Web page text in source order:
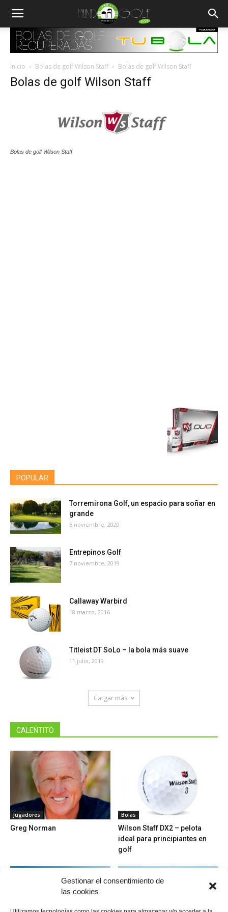
Gestionar el consentimiento de
las cookies
Inicio Bolas de golf Wilson Staff Bolas de golf Wilson Staff
Bolas de golf Wilson Staff
Bolas de golf Wilson Staff
POPULAR
Torremirona Golf, un espacio para soñar en
grande
5 noviembre, 2020
Entrepinos Golf
7 noviembre, 2019
Callaway Warbird
18 marzo, 2016
Titleist DT SoLo – la bola más suave
11 julio, 2019
Cargar más
CALENTITO
Jugadores
Greg Norman
Bolas
Wilson Staff DX2 – pelota
ideal para principiantes en
golf